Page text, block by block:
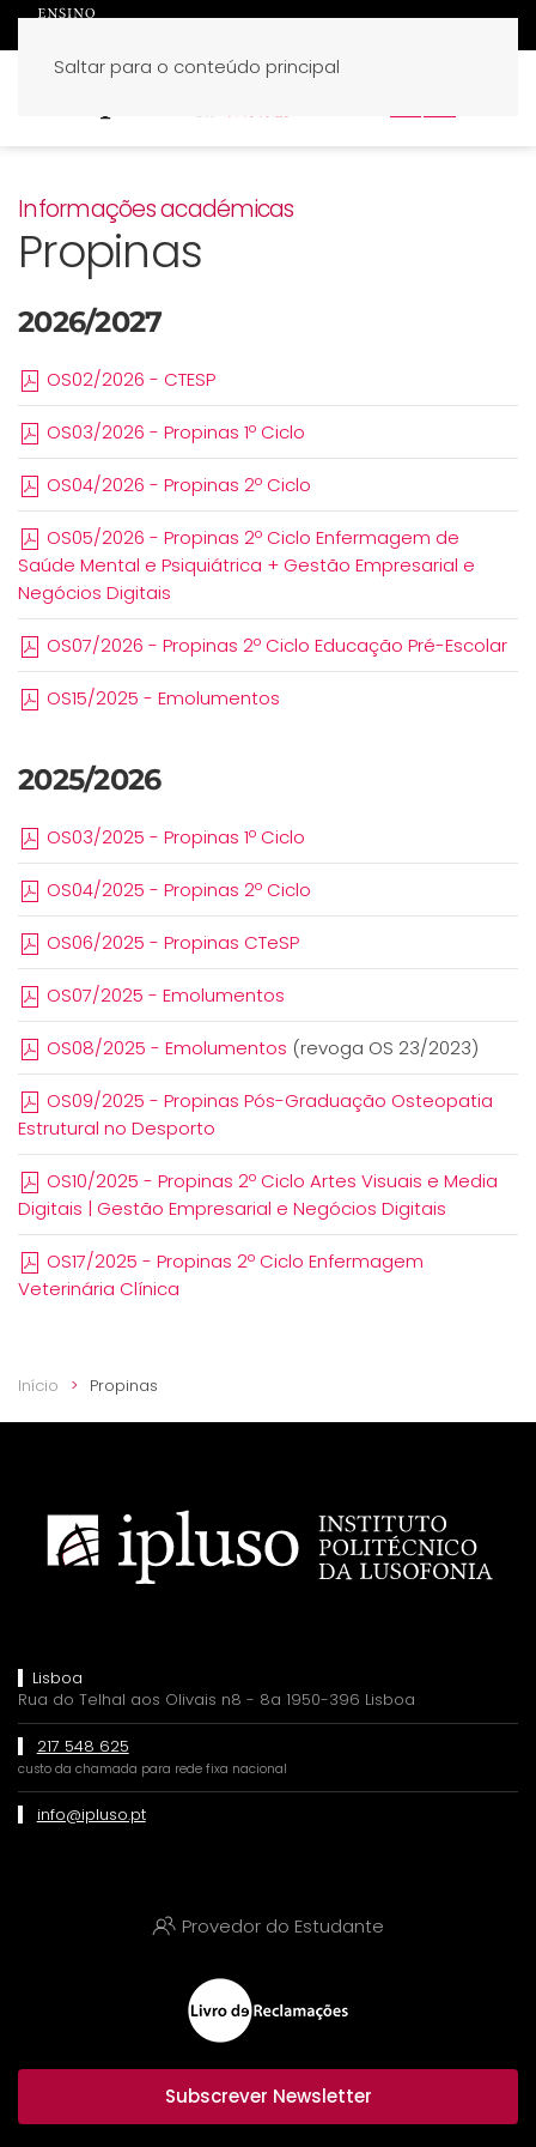
Saltar para o conteúdo principal
Informações académicas
Propinas
2026/2027
OS02/2026 - CTESP
OS03/2026 - Propinas 1º Ciclo
OS04/2026 - Propinas 2º Ciclo
OS05/2026 - Propinas 2º Ciclo Enfermagem de
Saúde Mental e Psiquiátrica + Gestão Empresarial e
Negócios Digitais
OS07/2026 - Propinas 2º Ciclo Educação Pré-Escolar
OS15/2025 - Emolumentos
2025/2026
OS03/2025 - Propinas 1º Ciclo
OS04/2025 - Propinas 2º Ciclo
OS06/2025 - Propinas CTeSP
OS07/2025 - Emolumentos
OS08/2025 - Emolumentos (revoga OS 23/2023)
OS09/2025 - Propinas Pós-Graduação Osteopatia
Estrutural no Desporto
OS10/2025 - Propinas 2º Ciclo Artes Visuais e Media
Digitais | Gestão Empresarial e Negócios Digitais
OS17/2025 - Propinas 2º Ciclo Enfermagem
Veterinária Clínica
Início Propinas
Lisboa
Rua do Telhal aos Olivais n8 - 8a 1950-396 Lisboa
217 548 625
custo da chamada para rede fixa nacional
info@ipluso.pt
Provedor do Estudante
Subscrever Newsletter